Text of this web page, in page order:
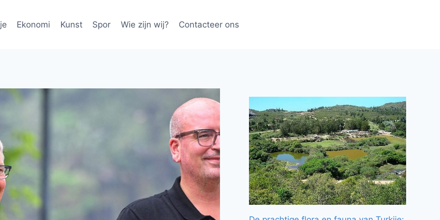
Ekonomi Kunst Spor Wie zijn wij? Contacteer ons